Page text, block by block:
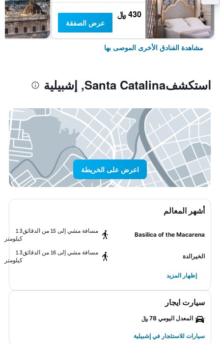
430 ﷼
عرض الصفقة
مشاهدة الفنادق الأخرى الموصى بها
استكشفSanta Catalina, إشبيلية
اعرض على الخريطة
أشهر المعالم
Basilica of the Macarena
مسافة مشي إلى 15 من الدقائق
1.3
كيلومتر
الخيرالدة
مسافة مشي إلى 16 من الدقائق
1.3
كيلومتر
إظهار المزيد
سيارت ايجار
المعدل اليومي 78 ﷼
سيارات للاستئجار في إشبيلية